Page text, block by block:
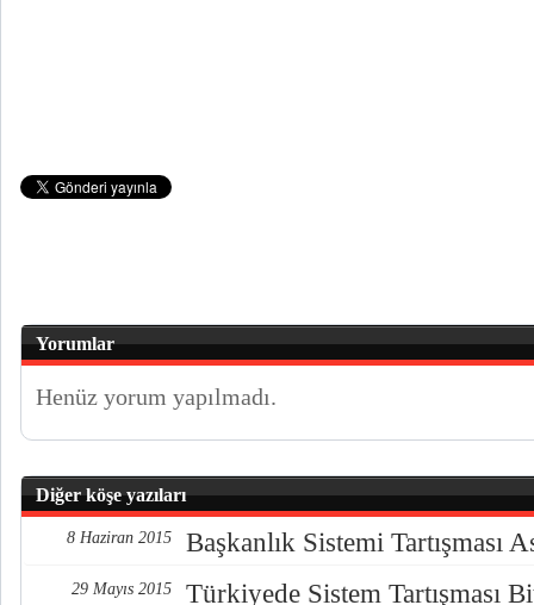
Yorumlar
Henüz yorum yapılmadı.
Diğer köşe yazıları
8 Haziran 2015 Başkanlık Sistemi Tartışması
29 Mayıs 2015 Türkiyede Sistem Tartışması